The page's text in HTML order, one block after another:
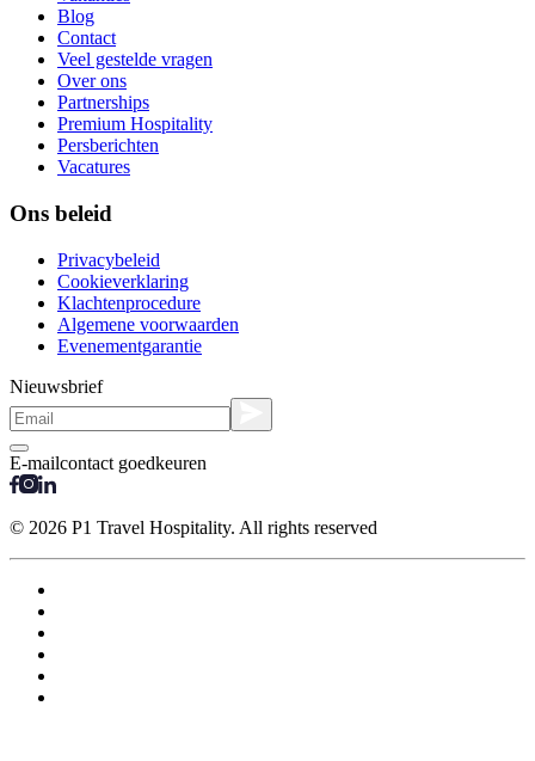
Blog
Contact
Veel gestelde vragen
Over ons
Partnerships
Premium Hospitality
Persberichten
Vacatures
Ons beleid
Privacybeleid
Cookieverklaring
Klachtenprocedure
Algemene voorwaarden
Evenementgarantie
Nieuwsbrief
E-mailcontact goedkeuren
© 2026 P1 Travel Hospitality. All rights reserved